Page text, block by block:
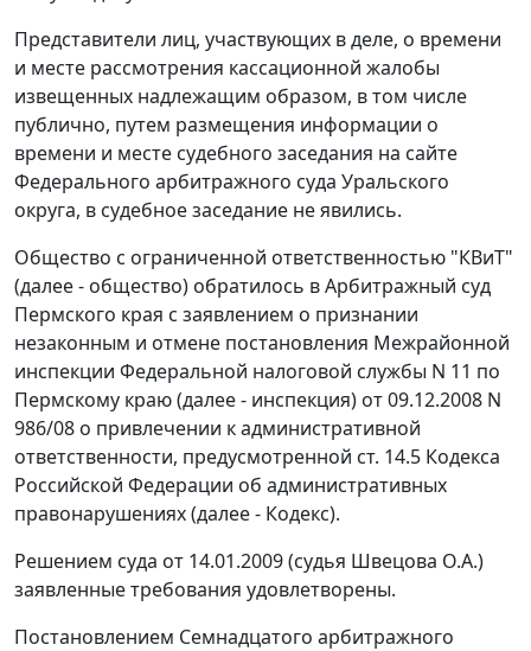
Представители лиц, участвующих в деле, о времени
и месте рассмотрения кассационной жалобы
извещенных надлежащим образом, в том числе
публично, путем размещения информации о
времени и месте судебного заседания на сайте
Федерального арбитражного суда Уральского
округа, в судебное заседание не явились.
Общество с ограниченной ответственностью "КВиТ"
(далее - общество) обратилось в Арбитражный суд
Пермского края с заявлением о признании
незаконным и отмене постановления Межрайонной
инспекции Федеральной налоговой службы N 11 по
Пермскому краю (далее - инспекция) от 09.12.2008 N
986/08 о привлечении к административной
ответственности, предусмотренной ст. 14.5 Кодекса
Российской Федерации об административных
правонарушениях (далее - Кодекс).
Решением суда от 14.01.2009 (судья Швецова О.А.)
заявленные требования удовлетворены.
Постановлением Семнадцатого арбитражного